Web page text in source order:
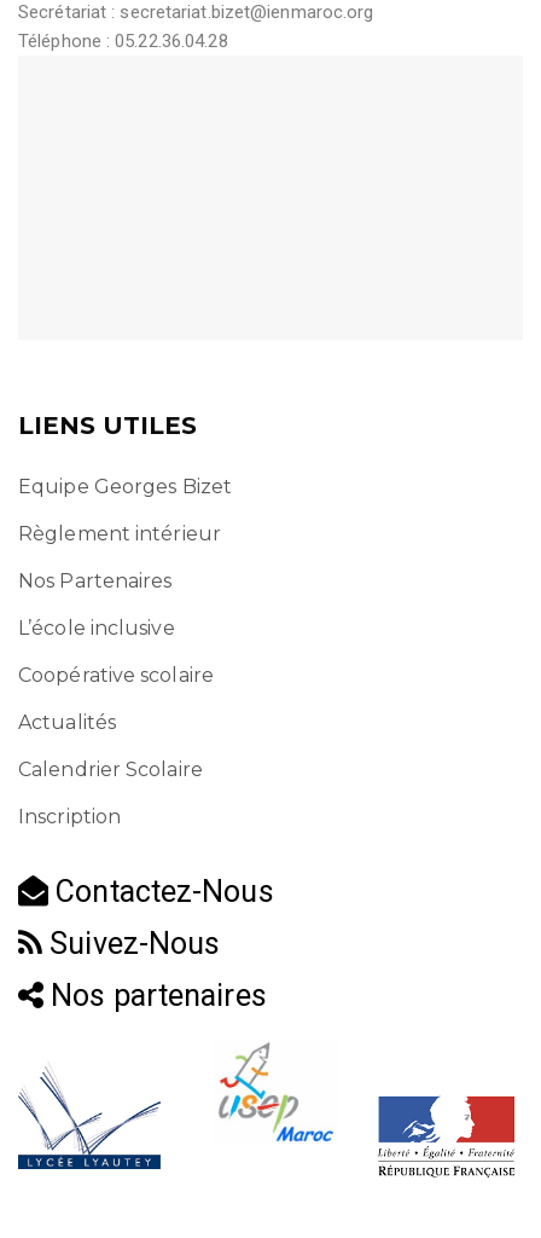
Secrétariat : secretariat.bizet@ienmaroc.org
Téléphone : 05.22.36.04.28
LIENS UTILES
Equipe Georges Bizet
Règlement intérieur
Nos Partenaires
L’école inclusive
Coopérative scolaire
Actualités
Calendrier Scolaire
Inscription
Contactez-Nous
Suivez-Nous
Nos partenaires